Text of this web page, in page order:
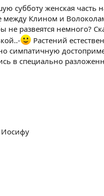
субботу женская
между Клином и
развеятся немного?
Растений
симпатичную
в специально
Иосифу